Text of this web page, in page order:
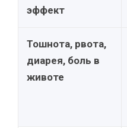
эффект
Тошнота, рвота,
диарея, боль в
животе